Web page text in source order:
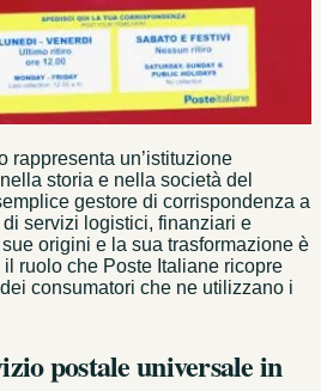
rappresenta un’istituzione
storia e nella società del
gestore di corrispondenza a
servizi logistici, finanziari e
origini e la sua trasformazione è
ruolo che Poste Italiane ricopre
consumatori che ne utilizzano i
postale universale in